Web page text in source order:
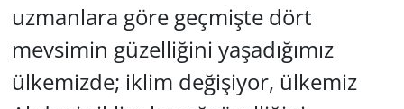
uzmanlara göre geçmişte dört
mevsimin güzelliğini yaşadığımız
ülkemizde; iklim değişiyor, ülkemiz